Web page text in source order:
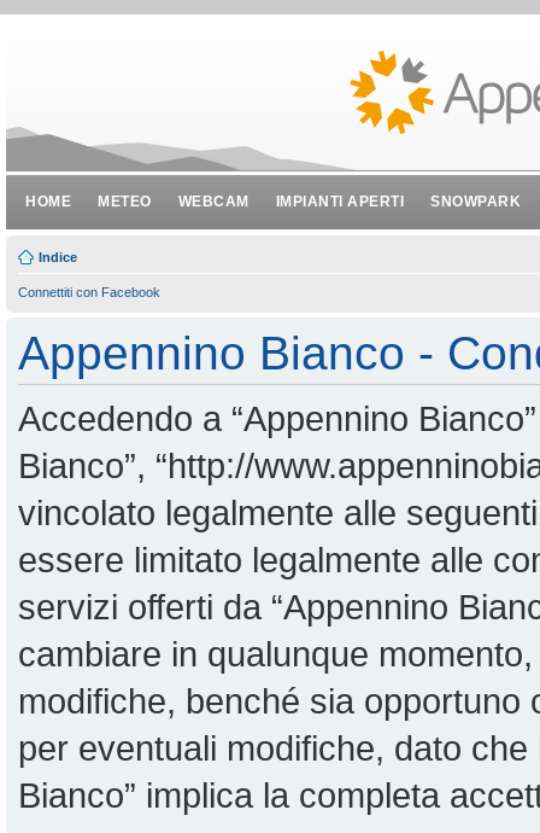
HOME METEO WEBCAM IMPIANTI APERTI SNOWPARK
Indice
Connettiti con Facebook
Appennino Bianco -
Accedendo a “Appennino
Bianco”, “http://
vincolato legalmente alle
essere limitato legalmente alle
servizi offerti da “Appennino
cambiare in qualunque
modifiche, benché sia
per eventuali modifiche, dato che
Bianco” implica la completa